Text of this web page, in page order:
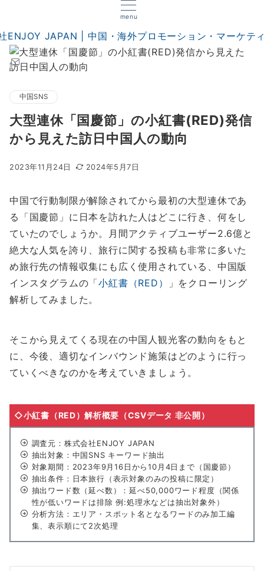
menu
中国SNS
大型連休「国慶節」の小紅書(RED)発信
から見えた訪日中国人の動向
2023年11月24日 2024年5月7日
中国で行動制限が解除されてから最初の大型連休であ
る「国慶節」に日本を訪れた人はどこに行き、何をし
ていたのでしょうか。月間アクティブユーザー2.6億と
絶大な人気を誇り、旅行に関する投稿も非常に多いた
め旅行先の情報収集にも広く使用されている、中国版
インスタグラムの「小紅書（RED）
」をクローリング
解析してみました。
そこから見えてくる現在の中国人観光客の動向をもと
に、今後、適切なインバウンド施策はどのように行っ
ていくべきなのかを考えていきましょう。
◇小紅書（RED）解析概要（CSVデータ 非公開）
調査元：株式会社ENJOY JAPAN
抽出対象：中国SNS キーワード抽出
対象期間：2023年9月16日から10月4日まで（国慶節）
抽出条件：日本旅行（表示対象のみの投稿に限定）
抽出ワード数（延べ数）：延べ50,000ワード程度（関係
性が低いワードは排除 例:処理水などは抽出対象外）
分析方法：エリア・スポット名となるワードのみ加工編
集、表示順にて2次処理